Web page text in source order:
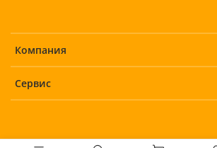
Компания
Сервис